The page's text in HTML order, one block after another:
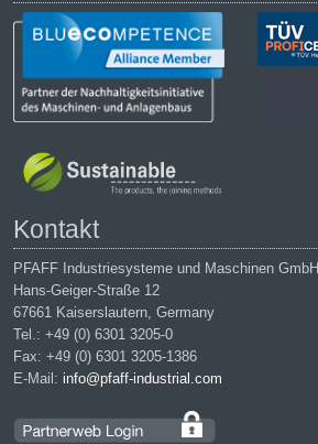
Kontakt
PFAFF Industriesysteme und Maschinen GmbH
Hans-Geiger-Straße 12
67661 Kaiserslautern, Germany
Tel.: +49 (0) 6301 3205-0
Fax: +49 (0) 6301 3205-1386
E-Mail: info@pfaff-industrial.com